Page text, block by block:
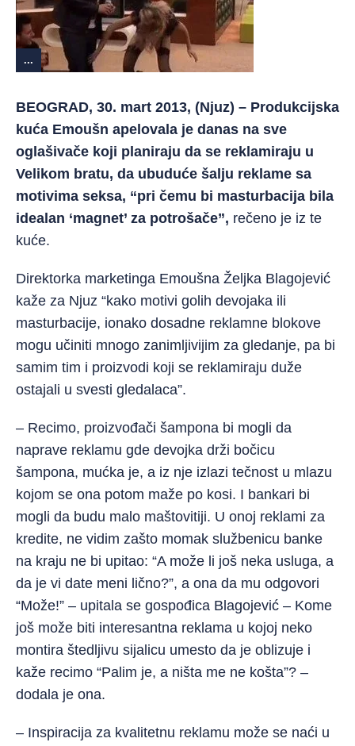
...
BEOGRAD, 30. mart 2013, (Njuz) – Produkcijska
kuća Emoušn apelovala je danas na sve
oglašivače koji planiraju da se reklamiraju u
Velikom bratu, da ubuduće šalju reklame sa
motivima seksa, “pri čemu bi masturbacija bila
idealan ‘magnet’ za potrošače”, rečeno je iz te
kuće.
Direktorka marketinga Emoušna Željka Blagojević
kaže za Njuz “kako motivi golih devojaka ili
masturbacije, ionako dosadne reklamne blokove
mogu učiniti mnogo zanimljivijim za gledanje, pa bi
samim tim i proizvodi koji se reklamiraju duže
ostajali u svesti gledalaca”.
– Recimo, proizvođači šampona bi mogli da
naprave reklamu gde devojka drži bočicu
šampona, mućka je, a iz nje izlazi tečnost u mlazu
kojom se ona potom maže po kosi. I bankari bi
mogli da budu malo maštovitiji. U onoj reklami za
kredite, ne vidim zašto momak službenicu banke
na kraju ne bi upitao: “A može li još neka usluga, a
da je vi date meni lično?”, a ona da mu odgovori
“Može!” – upitala se gospođica Blagojević – Kome
još može biti interesantna reklama u kojoj neko
montira štedljivu sijalicu umesto da je oblizuje i
kaže recimo “Palim je, a ništa me ne košta”? –
dodala je ona.
– Inspiracija za kvalitetnu reklamu može se naći u